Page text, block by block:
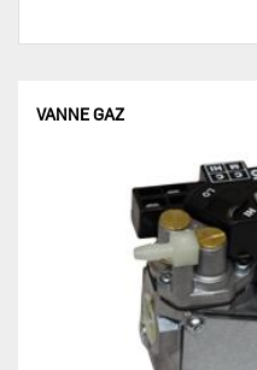
VANNE GAZ